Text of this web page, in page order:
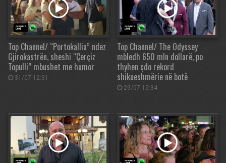
Top Channel/ “Portokallia” ndez
Gjirokastrën, sheshi “Çerçiz
Topulli” mbushet me humor
31/07 12:31
Top Channel/ The Odyssey
mbledh 650 mln dollarë, po
thyhen çdo rekord
shikueshmërie në botë
29/07 15:34